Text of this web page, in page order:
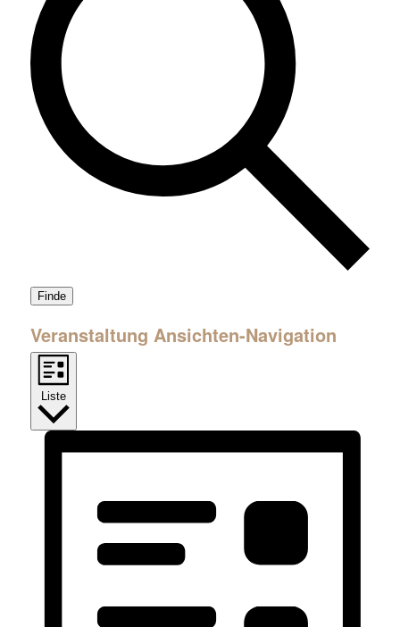
Finde
Veranstaltung Ansichten-Navigation
Liste